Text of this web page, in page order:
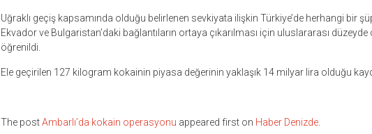
Uğraklı geçiş kapsamında olduğu belirlenen sevkiyata ilişkin Türkiye’de herhangi bir
Ekvador ve Bulgaristan’daki bağlantıların ortaya çıkarılması için uluslararası
öğrenildi.
Ele geçirilen 127 kilogram kokainin piyasa değerinin yaklaşık 14 milyar lira olduğu
The postAmbarlı’da kokain operasyonu appeared first on Haber Denizde.